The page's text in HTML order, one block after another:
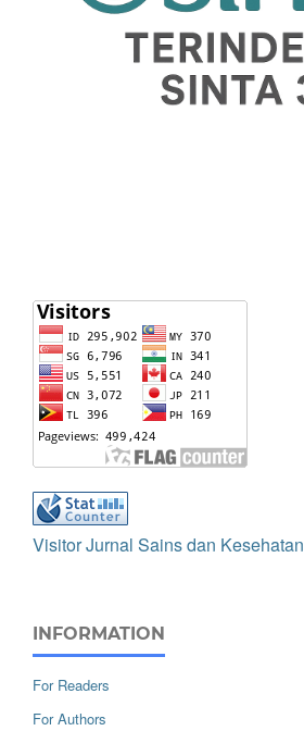
Visitor Jurnal Sains dan Kesehatan
INFORMATION
For Readers
For Authors